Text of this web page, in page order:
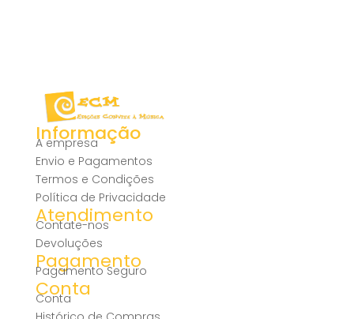
Informação
A empresa
Envio e Pagamentos
Termos e Condições
Política de Privacidade
Atendimento
Contate-nos
Devoluções
Pagamento
Pagamento Seguro
Conta
Conta